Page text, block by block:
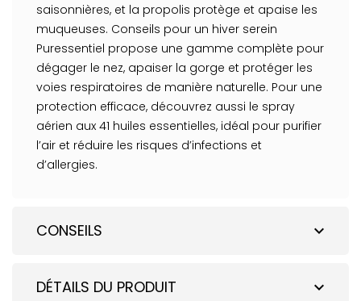
saisonnières, et la propolis protège et apaise les
muqueuses. Conseils pour un hiver serein
Puressentiel propose une gamme complète pour
dégager le nez, apaiser la gorge et protéger les
voies respiratoires de manière naturelle. Pour une
protection efficace, découvrez aussi le spray
aérien aux 41 huiles essentielles, idéal pour purifier
l’air et réduire les risques d’infections et
d’allergies.
expand_more
CONSEILS
expand_more
DÉTAILS DU PRODUIT